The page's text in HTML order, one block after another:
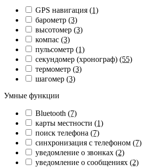
GPS навигация (1)
барометр (3)
высотомер (3)
компас (3)
пульсометр (1)
секундомер (хронограф) (55)
термометр (3)
шагомер (3)
Умные функции
Bluetooth (7)
карты местности (1)
поиск телефона (7)
синхронизация с телефоном (7)
уведомление о звонках (2)
уведомление о сообщениях (2)